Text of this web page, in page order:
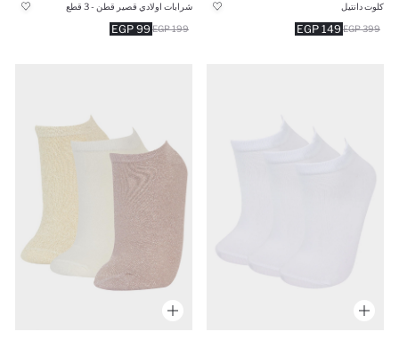
كلوت دانتيل
149 EGP 399 EGP
شرابات اولادي قصير قطن - 3 قطع
99 EGP 199 EGP